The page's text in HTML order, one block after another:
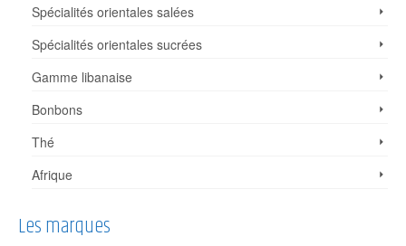
Spécialités orientales salées
Spécialités orientales sucrées
Gamme libanaise
Bonbons
Thé
Afrique
Les marques